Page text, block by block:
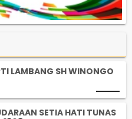
LAMBANG SH WINONGO
SETIA HATI TUNAS